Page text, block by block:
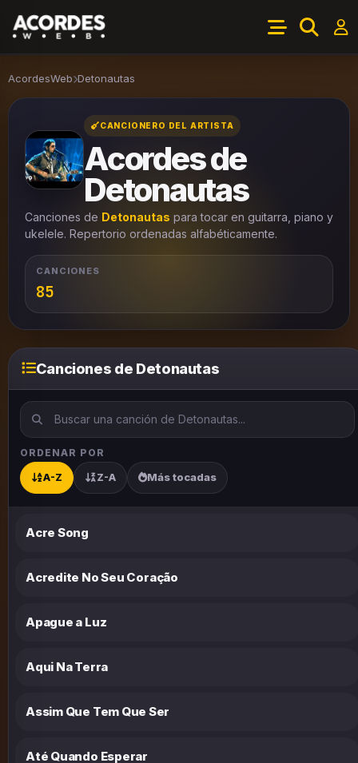
AcordesWeb Detonautas
CANCIONERO DEL ARTISTA
Acordes de
Detonautas
Canciones de Detonautas para tocar en guitarra, piano y
ukelele. Repertorio ordenadas alfabéticamente.
CANCIONES
85
Canciones de Detonautas
ORDENAR POR
A-Z Z-A Más tocadas
Acre Song
Acredite No Seu Coração
Apague a Luz
Aqui Na Terra
Assim Que Tem Que Ser
Até Quando Esperar